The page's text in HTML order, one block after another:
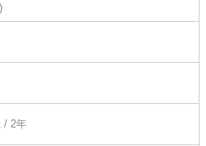
/ 2年